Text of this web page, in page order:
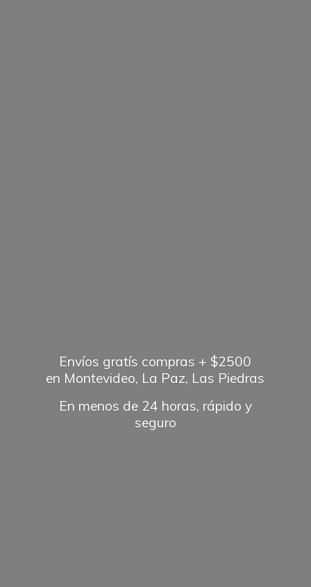
Envíos gratís compras + $2500
en Montevideo, La Paz, Las Piedras
En menos de 24 horas, rápido y
seguro